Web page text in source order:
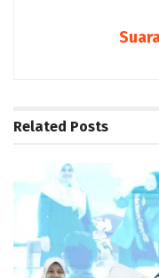
Related Posts